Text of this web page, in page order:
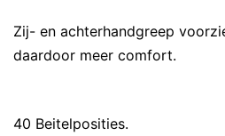
Zij- en achterhandgreep
daardoor meer comfort.
40 Beitelposities.